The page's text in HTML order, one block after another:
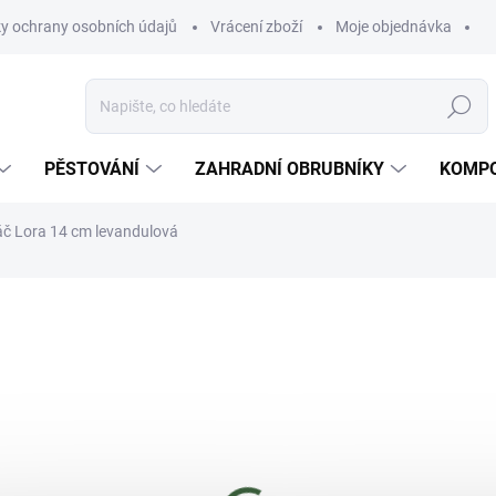
ochrany osobních údajů Vrácení zboží Moje objednávka
Hledat
PĚSTOVÁNÍ ZAHRADNÍ OBRUBNÍKY
Lora 14 cm levandulová